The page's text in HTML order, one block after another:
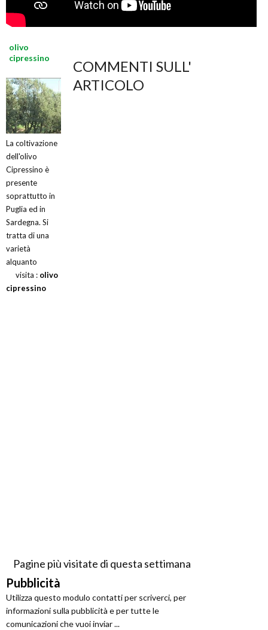
olivo
cipressino
La coltivazione
dell'olivo
Cipressino è
presente
soprattutto in
Puglia ed in
Sardegna. Si
tratta di una
varietà
alquanto
visita : olivo
cipressino
COMMENTI SULL'
ARTICOLO
Pagine più visitate di questa settimana
Pubblicità
Utilizza questo modulo contatti per scriverci, per
informazioni sulla pubblicità e per tutte le
comunicazioni che vuoi inviar ...